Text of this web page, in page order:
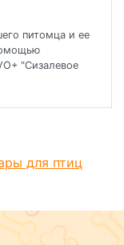
питомца и ее
"Сизалевое
для птиц